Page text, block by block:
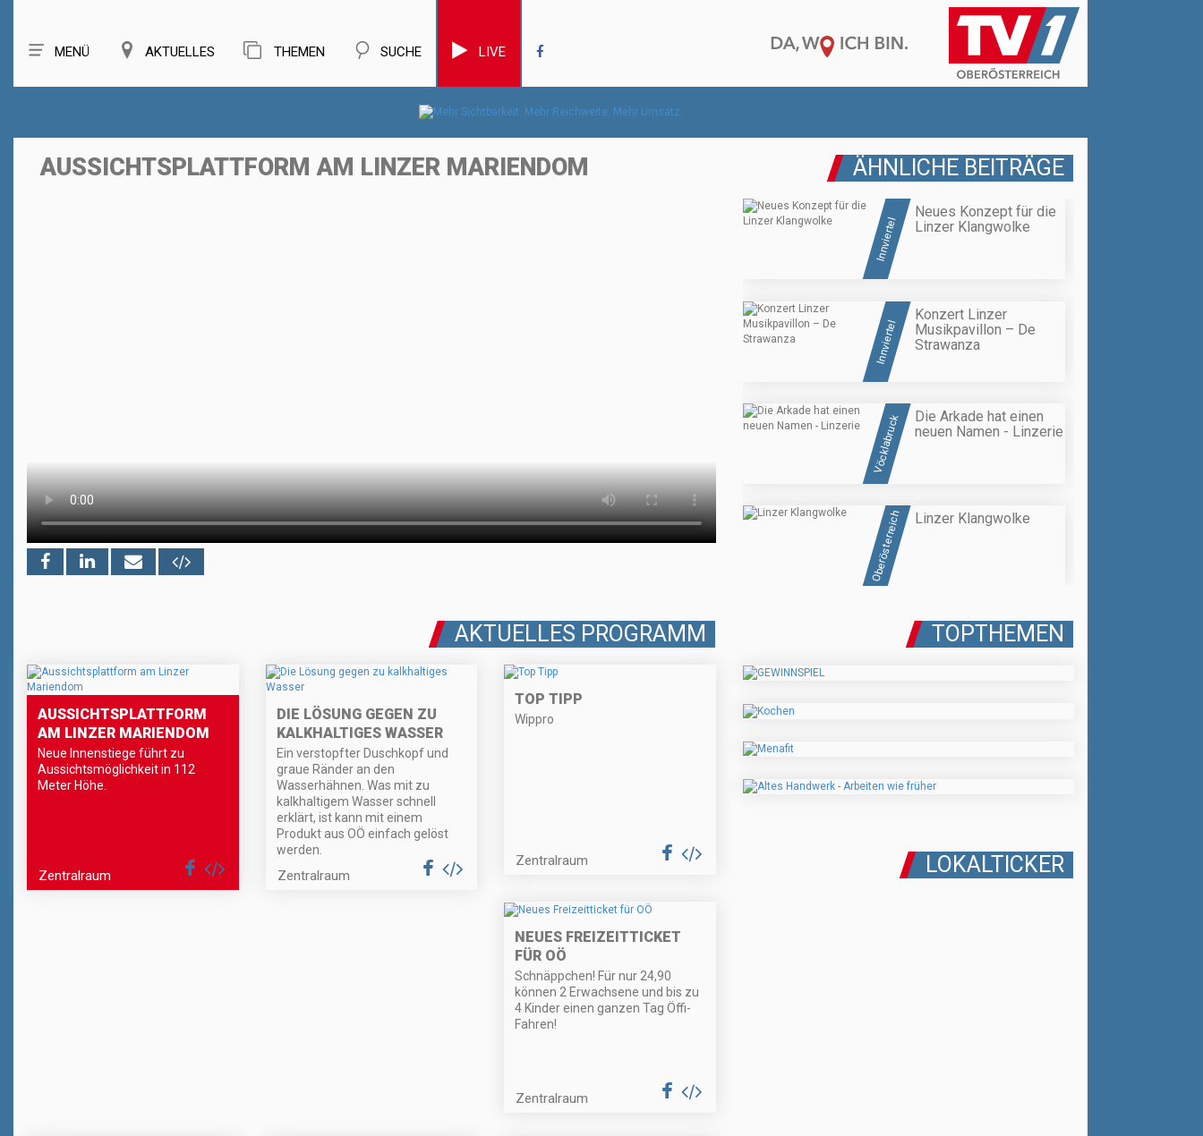
MENÜ AKTUELLES THEMEN SUCHE LIVE
AUSSICHTSPLATTFORM AM LINZER MARIENDOM ÄHNLICHE BEITRÄGE
Innviertel
Neues Konzept für die
Linzer Klangwolke
Innviertel
Konzert Linzer
Musikpavillon – De
Strawanza
Vöcklabruck
Die Arkade hat einen
neuen Namen - Linzerie
Oberösterreich Linzer Klangwolke
AKTUELLES PROGRAMM
AUSSICHTSPLATTFORM
AM LINZER MARIENDOM
Neue Innenstiege führt zu
Aussichtsmöglichkeit in 112
Meter Höhe.
Zentralraum
DIE LÖSUNG GEGEN ZU
KALKHALTIGES WASSER
Ein verstopfter Duschkopf und
graue Ränder an den
Wasserhähnen. Was mit zu
kalkhaltigem Wasser schnell
erklärt, ist kann mit einem
Produkt aus OÖ einfach gelöst
werden.
Zentralraum
TOP TIPP
Wippro
Zentralraum
NEUES FREIZEITTICKET
FÜR OÖ
Schnäppchen! Für nur 24,90
können 2 Erwachsene und bis zu
4 Kinder einen ganzen Tag Öffi-
Fahren!
Zentralraum
TOPTHEMEN
LOKALTICKER